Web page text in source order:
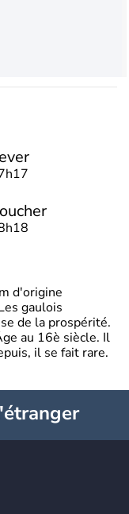
d'origine
gaulois
de la prospérité.
au 16è siècle. Il
il se fait rare.